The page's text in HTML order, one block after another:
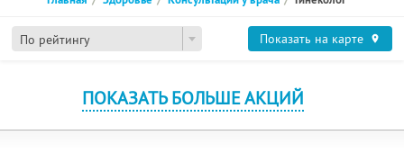
По рейтингу Показать на карте
ПОКАЗАТЬ БОЛЬШЕ АКЦИЙ